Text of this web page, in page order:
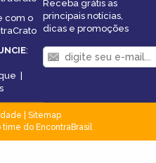
com o
:
|
Receba grátis as
principais notícias,
dicas e promoções
Sitemap
time do EncontraBrasil